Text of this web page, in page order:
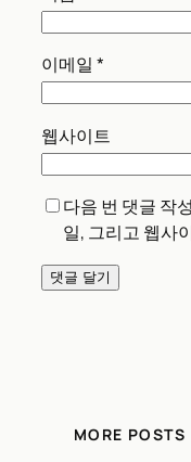
댓글*
이름*
이메일*
다음 번 댓글 작
일, 그리고 웹사